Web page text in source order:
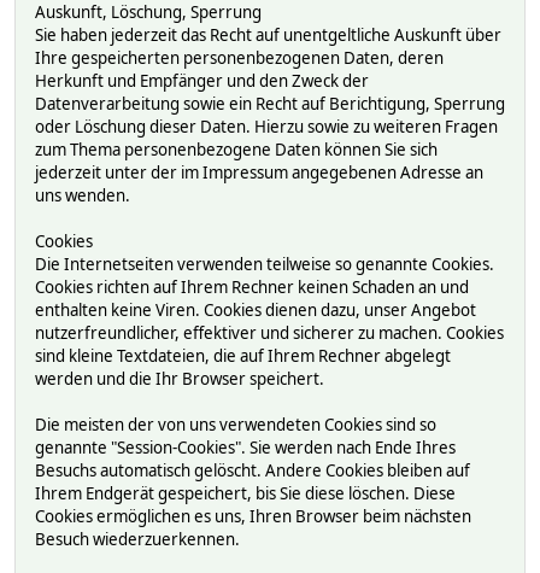
Auskunft, Löschung, Sperrung
Sie haben jederzeit das Recht auf unentgeltliche Auskunft über
Ihre gespeicherten personenbezogenen Daten, deren
Herkunft und Empfänger und den Zweck der
Datenverarbeitung sowie ein Recht auf Berichtigung, Sperrung
oder Löschung dieser Daten. Hierzu sowie zu weiteren Fragen
zum Thema personenbezogene Daten können Sie sich
jederzeit unter der im Impressum angegebenen Adresse an
uns wenden.
Cookies
Die Internetseiten verwenden teilweise so genannte Cookies.
Cookies richten auf Ihrem Rechner keinen Schaden an und
enthalten keine Viren. Cookies dienen dazu, unser Angebot
nutzerfreundlicher, effektiver und sicherer zu machen. Cookies
sind kleine Textdateien, die auf Ihrem Rechner abgelegt
werden und die Ihr Browser speichert.
Die meisten der von uns verwendeten Cookies sind so
genannte "Session-Cookies". Sie werden nach Ende Ihres
Besuchs automatisch gelöscht. Andere Cookies bleiben auf
Ihrem Endgerät gespeichert, bis Sie diese löschen. Diese
Cookies ermöglichen es uns, Ihren Browser beim nächsten
Besuch wiederzuerkennen.